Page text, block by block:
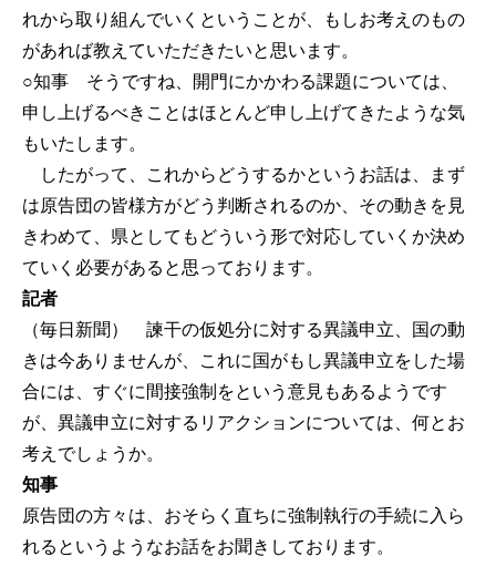
れから取り組んでいくということが、もしお考えのもの
があれば教えていただきたいと思います。
○知事 そうですね、開門にかかわる課題については、
申し上げるべきことはほとんど申し上げてきたような気
もいたします。
したがって、これからどうするかというお話は、まず
は原告団の皆様方がどう判断されるのか、その動きを見
きわめて、県としてもどういう形で対応していくか決め
ていく必要があると思っております。
記者
（毎日新聞） 諫干の仮処分に対する異議申立、国の動
きは今ありませんが、これに国がもし異議申立をした場
合には、すぐに間接強制をという意見もあるようです
が、異議申立に対するリアクションについては、何とお
考えでしょうか。
知事
原告団の方々は、おそらく直ちに強制執行の手続に入ら
れるというようなお話をお聞きしております。